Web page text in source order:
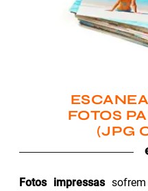
FOTOS
(JPG
Fotos impressassofrem